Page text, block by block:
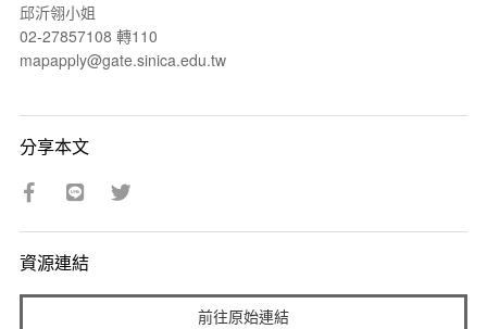
邱沂翎小姐
02-27857108 轉110
mapapply@gate.sinica.edu.tw
分享本文
資源連結
前往原始連結